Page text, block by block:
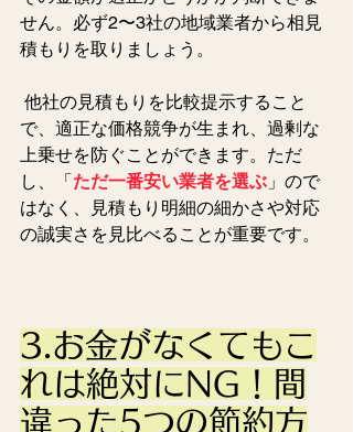
せん。必ず2〜3社の地域業者から相見
積もりを取りましょう。
で、適正な価格競争が生まれ、過剰な
上乗せを防ぐことができます。ただ
し、「ただ一番安い業者を選ぶ 」ので
はなく、見積もり明細の細かさや対応
の誠実さを見比べることが重要です。
3.お金がなくてもこ
れは絶対にNG！間
違った5つの節約方